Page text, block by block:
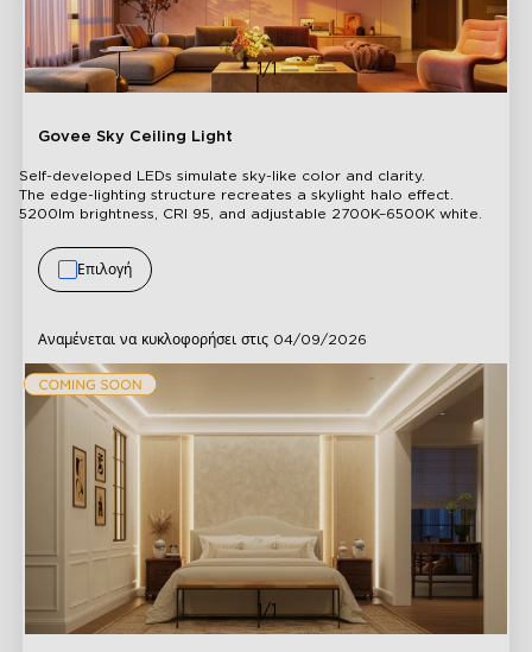
1/1
Govee Sky Ceiling Light
Self-developed LEDs simulate sky-like color and clarity.
The edge-lighting structure recreates a skylight halo effect.
5200lm brightness, CRI 95, and adjustable 2700K–6500K white.
Επιλογή
Αναμένεται να κυκλοφορήσει στις 04/09/2026
1/1